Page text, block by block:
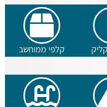
קלפי ממוחשב